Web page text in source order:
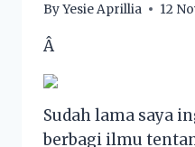
ByYesie Aprillia 12
Â
Sudah lama saya
berbagi ilmu